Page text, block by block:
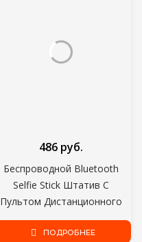
Беспроводной Bluetooth
Selfie Stick Штатив С
Пультом Дистанционного
Управления для iPhone
Huawei Samsung Android
486 руб.
ПОДРОБНЕЕ